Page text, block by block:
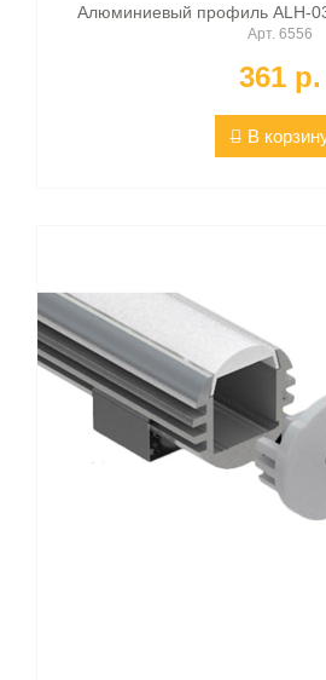
Алюминиевый профиль ALH-
Арт. 6556
361 p.
В